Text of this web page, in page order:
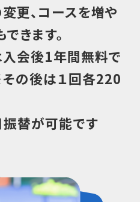
更、コースを増や
きます。
入会後1年間無料で
その後は１回各220
替が可能です